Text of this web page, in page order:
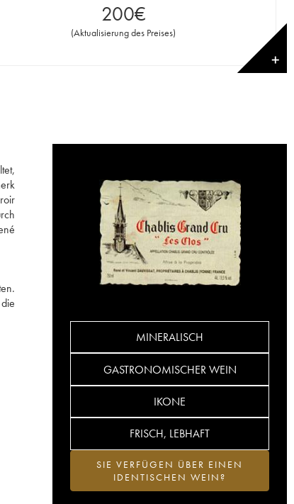
200€
(Aktualisierung des Preises)
✕
MINERALISCH
GASTRONOMISCHER WEIN
IKONE
FRISCH, LEBHAFT
SIE VERFÜGEN ÜBER EINEN
IDENTISCHEN WEIN?